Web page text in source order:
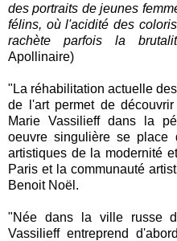
des portraits de jeunes
félins, où l'acidité des
rachète parfois la
Apollinaire)
"La réhabilitation actuelle
de l'art permet de
Marie Vassilieff dans la
oeuvre singulière se place
artistiques de la modernité
Paris et la communauté
Benoit Noël.
"Née dans la ville russe
Vassilieff entreprend